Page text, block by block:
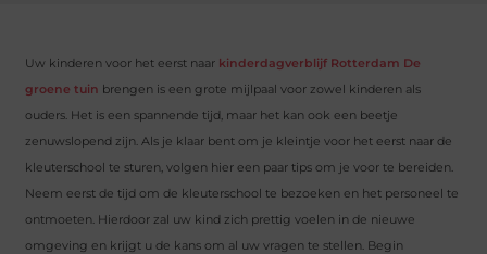
Uw kinderen voor het eerst naar kinderdagverblijf Rotterdam De
groene tuin brengen is een grote mijlpaal voor zowel kinderen als
ouders. Het is een spannende tijd, maar het kan ook een beetje
zenuwslopend zijn. Als je klaar bent om je kleintje voor het eerst naar de
kleuterschool te sturen, volgen hier een paar tips om je voor te bereiden.
Neem eerst de tijd om de kleuterschool te bezoeken en het personeel te
ontmoeten. Hierdoor zal uw kind zich prettig voelen in de nieuwe
omgeving en krijgt u de kans om al uw vragen te stellen. Begin